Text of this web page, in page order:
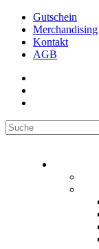
Gutschein
Merchandising
Kontakt
AGB
Suchen